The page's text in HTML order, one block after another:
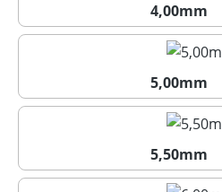
4,00mm
5,00mm
5,50mm